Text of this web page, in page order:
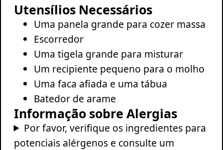
Utensílios Necessários
Uma panela grande para cozer massa
Escorredor
Uma tigela grande para misturar
Um recipiente pequeno para o molho
Uma faca afiada e uma tábua
Batedor de arame
Informação sobre Alergias
Por favor, verifique os ingredientes para
potenciais alérgenos e consulte um